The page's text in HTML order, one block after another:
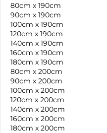
80cm x 190cm
90cm x 190cm
100cm x 190cm
120cm x 190cm
140cm x 190cm
160cm x 190cm
180cm x 190cm
80cm x 200cm
90cm x 200cm
100cm x 200cm
120cm x 200cm
140cm x 200cm
160cm x 200cm
180cm x 200cm